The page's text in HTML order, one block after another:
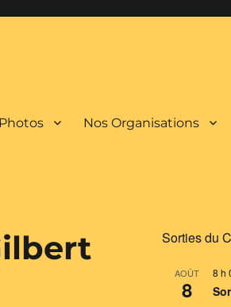
Photos Nos Organisations
Sorties du
AOÛT
8
8 h